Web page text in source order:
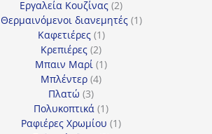
προϊόντα
Εργαλεία Κουζίνας 22
προϊόντα
Θερμαινόμενοι διανεμητές 11
Καφετιέρες 11
προϊόν
Κρεπιέρες 22
προϊόντα
Μπαιν Μαρί 11
Μπλέντερ 44
Πλατώ 33
προϊόντα
Πολυκοπτικά 11
προϊόν
Ραφιέρες Χρωμίου 11